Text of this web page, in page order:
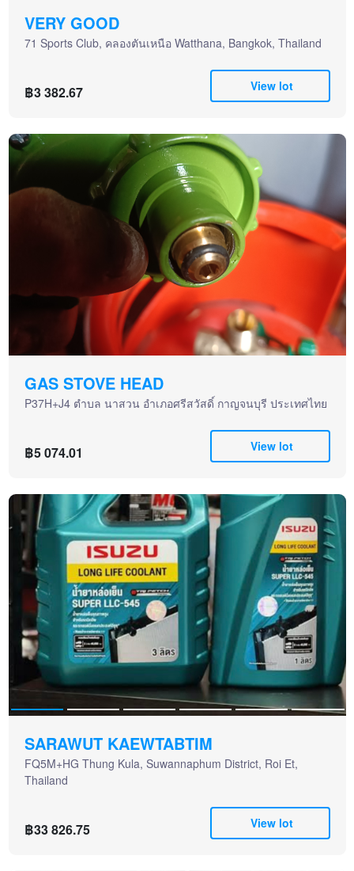
VERY GOOD
71 Sports Club, คลองตันเหนือ Watthana, Bangkok, Thailand
฿3 382.67 View lot
GAS STOVE HEAD
P37H+J4 ตำบล นาสวน อำเภอศรีสวัสดิ์ กาญจนบุรี ประเทศไทย
฿5 074.01 View lot
SARAWUT KAEWTABTIM
FQ5M+HG Thung Kula, Suwannaphum District, Roi Et,
Thailand
฿33 826.75 View lot